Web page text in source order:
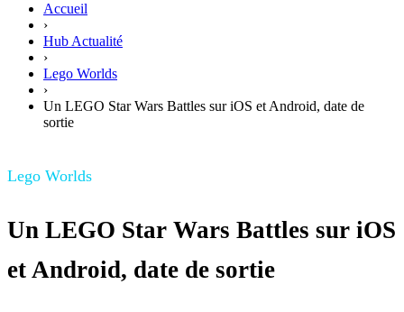
Accueil
›
Hub Actualité
›
Lego Worlds
›
Un LEGO Star Wars Battles sur iOS et Android, date de
sortie
Lego Worlds
Un LEGO Star Wars Battles sur iOS
et Android, date de sortie